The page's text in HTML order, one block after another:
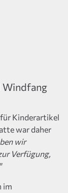
Windfang
Kinderartikel
war daher
wir
Verfügung,
im